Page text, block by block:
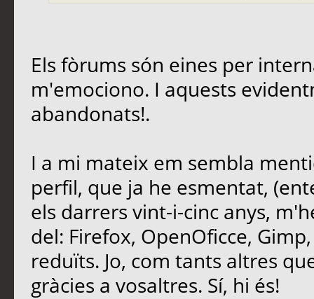
Els fòrums són eines per
m'emociono. I aquests
abandonats!.
I a mi mateix em sembla
perfil, que ja he esmentat,
els darrers vint-i-cinc anys,
del: Firefox, OpenOficce,
reduïts. Jo, com tants altres
gràcies a vosaltres. Sí, hi és!